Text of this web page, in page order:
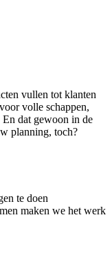
vullen tot klanten
volle schappen,
dat gewoon in de
planning, toch?
te doen
maken we het werk